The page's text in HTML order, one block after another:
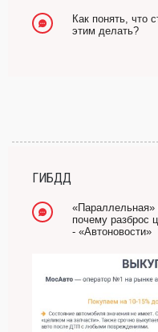
Как понять, что
этим делать?
ГИБДД
«Параллельная»
почему разброс
- «Автоновости»